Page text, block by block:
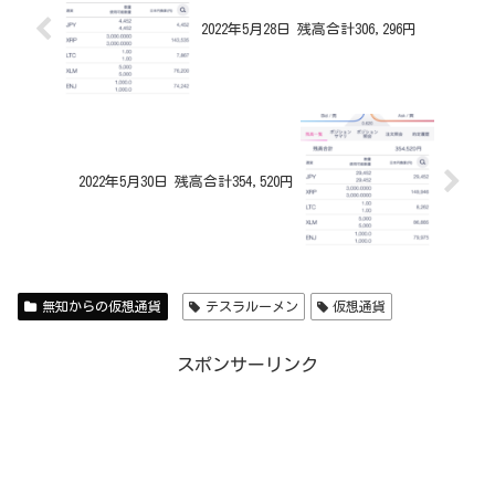
2022年5月28日 残高合計306,296円
2022年5月30日 残高合計354,520円
無知からの仮想通貨 テスラルーメン 仮想通貨
スポンサーリンク